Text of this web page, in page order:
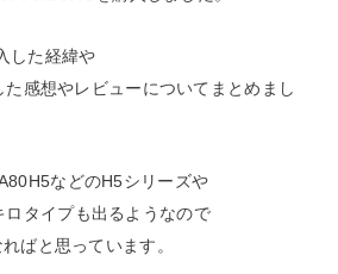
した経緯や
感想やレビューについてまとめまし
などのH5シリーズや
タイプも出るようなので
ばと思っています。